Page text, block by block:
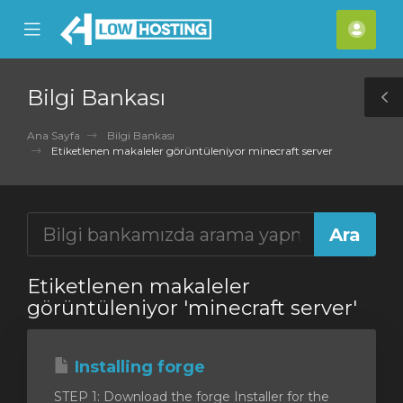
Mobile
Menu
Bilgi Bankası
Ana Sayfa
Bilgi Bankası
Etiketlenen makaleler görüntüleniyor minecraft server
Etiketlenen makaleler
görüntüleniyor 'minecraft server'
Installing forge
STEP 1: Download the forge Installer for the